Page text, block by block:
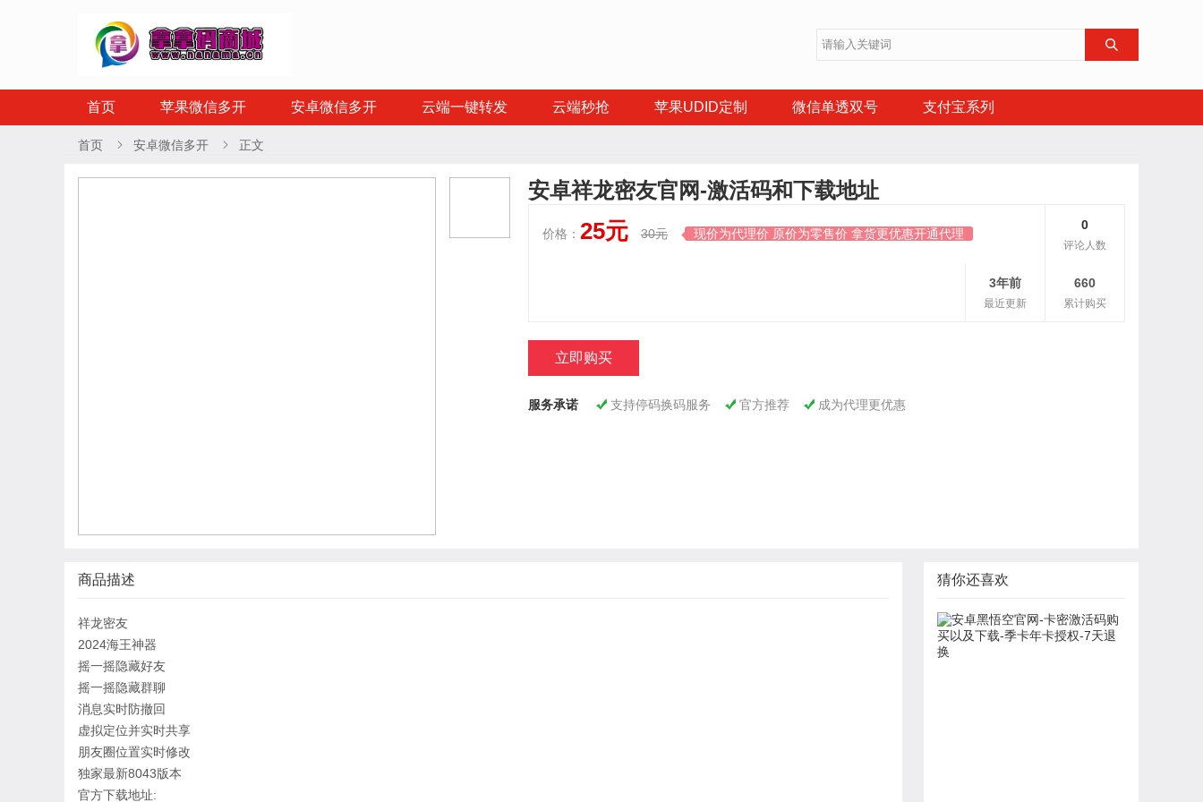

首页 苹果微信多开 安卓微信多开 云端一键转发 云端秒抢 苹果UDID定制 微信单透双号 支付宝系列
首页  安卓微信多开  正文
安卓祥龙密友官网-激活码和下载地址
价格： 25元 30元  现价为代理价 原价为零售价 拿货更优惠开通代理
0
评论人数
660
累计购买
3年前
最近更新
立即购买
服务承诺  支持停码换码服务  官方推荐  成为代理更优惠
商品描述
祥龙密友
2024海王神器
摇一摇隐藏好友
摇一摇隐藏群聊
消息实时防撤回
虚拟定位并实时共享
朋友圈位置实时修改
独家最新8043版本
官方下载地址:
猜你还喜欢